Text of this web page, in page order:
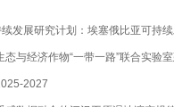
发展研究计划：埃塞俄比亚可持
与经济作物“一带一路”联合实验
2027